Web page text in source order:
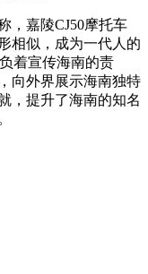
，嘉陵CJ50摩托车
相似，成为一代人的
着宣传海南的责
向外界展示海南独特
，提升了海南的知名